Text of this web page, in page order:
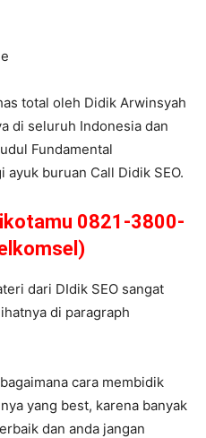
total oleh Didik Arwinsyah
di seluruh Indonesia dan
Fundamental
ayuk buruan Call Didik SEO.
0821-3800-
dari DIdik SEO sangat
di paragraph
cara membidik
yang best, karena banyak
dan anda jangan